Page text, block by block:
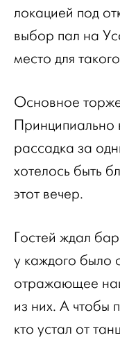
локацией под
выбор пал на
место для
Основное
Принципиально
рассадка за
хотелось быть
этот вечер.
Гостей ждал
у каждого было
отражающее
из них. А чтобы
кто устал от